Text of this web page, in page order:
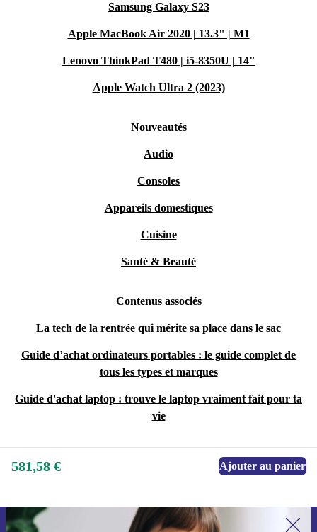
Samsung Galaxy S23
Apple MacBook Air 2020 | 13.3" | M1
Lenovo ThinkPad T480 | i5-8350U | 14"
Apple Watch Ultra 2 (2023)
Nouveautés
Audio
Consoles
Appareils domestiques
Cuisine
Santé & Beauté
Contenus associés
La tech de la rentrée qui mérite sa place dans le sac
Guide d’achat ordinateurs portables : le guide complet de
tous les types et marques
Guide d'achat laptop : trouve le laptop vraiment fait pour ta
vie
581,58 € Ajouter au panier